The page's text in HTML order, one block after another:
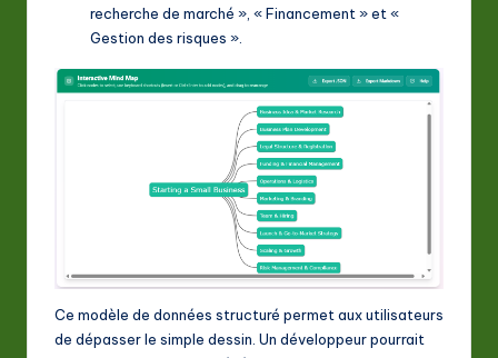
recherche de marché », « Financement » et «
Gestion des risques ».
Ce modèle de données structuré permet aux utilisateurs
de dépasser le simple dessin. Un développeur pourrait